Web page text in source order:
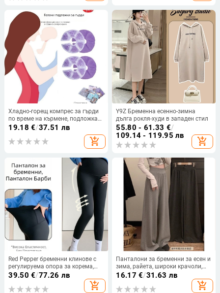
Хладно-горещ компрес за гърди
по време на кърмене, подложка
за кърмене
19.18 €/37.51 лв
add_shopping_cart
Y9Z Бременна есенно-зимна
дълга рокля-худи в западен стил
55.80 - 61.33 €/
109.14 - 119.95 лв
add_shopping_cart
Red Pepper бременни клинове с
регулируема опора за корема,
висока еластичност и комфорт
39.50 €/77.26 лв
add_shopping_cart
Панталони за бременни за есен и
зима, райета, широки крачоли,
стегнат силует, семпли и
универсални, лежерен стил, дълги
прави панталони
16.17 €/31.63 лв
add_shopping_cart